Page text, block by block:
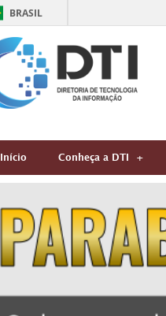
BRASIL
Início Conheça a DTI